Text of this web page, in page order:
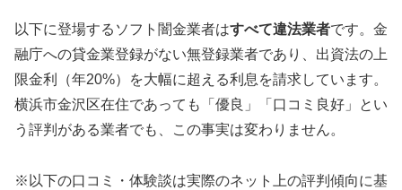
以下に登場するソフト闇金業者はすべて違法業者です。金
融庁への貸金業登録がない無登録業者であり、出資法の上
限金利（年20%）を大幅に超える利息を請求しています。
横浜市金沢区在住であっても「優良」「口コミ良好」とい
う評判がある業者でも、この事実は変わりません。
※以下の口コミ・体験談は実際のネット上の評判傾向に基